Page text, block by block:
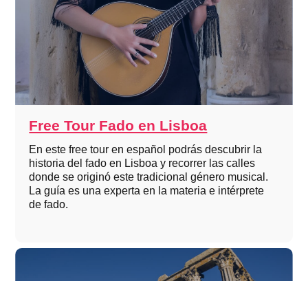
Free Tour Fado en Lisboa
En este free tour en español podrás descubrir la
historia del fado en Lisboa y recorrer las calles
donde se originó este tradicional género musical.
La guía es una experta en la materia e intérprete
de fado.